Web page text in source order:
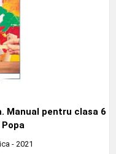
Manual pentru clasa 6
- 2021